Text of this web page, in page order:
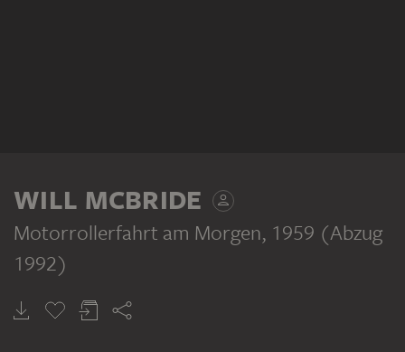
WILL MCBRIDE
Motorrollerfahrt am Morgen, 1959 (Abzug
1992)